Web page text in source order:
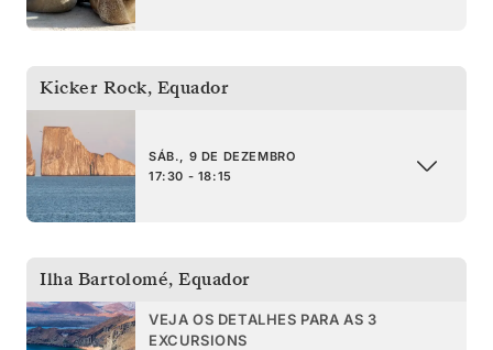
Kicker Rock, Equador
SÁB., 9 DE DEZEMBRO
17:30 - 18:15
Ilha Bartolomé, Equador
VEJA OS DETALHES PARA AS 3
EXCURSIONS